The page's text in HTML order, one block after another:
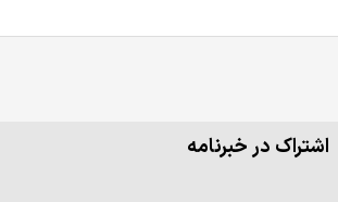
اشتراک در خبرنامه